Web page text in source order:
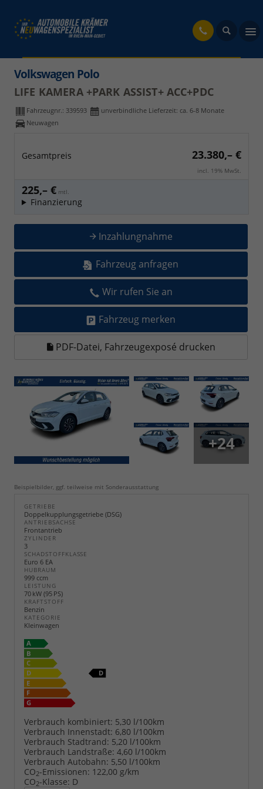
Volkswagen Polo
LIFE KAMERA +PARK ASSIST+ ACC+PDC
Fahrzeugnr.: 339593
unverbindliche Lieferzeit: ca. 6-8 Monate
Neuwagen
Gesamtpreis 23.380,– €
incl. 19% MwSt.
225,– € mtl.
Finanzierung
Inzahlungnahme
Fahrzeug anfragen
Wir rufen Sie an
Fahrzeug merken
PDF-Datei, Fahrzeugexposé drucken
+24
Beispielbilder, ggf. teilweise mit Sonderausstattung
GETRIEBE
Doppelkupplungsgetriebe (DSG)
ANTRIEBSACHSE
Frontantrieb
ZYLINDER
3
SCHADSTOFFKLASSE
Euro 6 EA
HUBRAUM
999 ccm
LEISTUNG
70 kW (95 PS)
KRAFTSTOFF
Benzin
KATEGORIE
Kleinwagen
Verbrauch kombiniert: 5,30 l/100km
Verbrauch Innenstadt: 6,80 l/100km
Verbrauch Stadtrand: 5,20 l/100km
Verbrauch Landstraße: 4,60 l/100km
Verbrauch Autobahn: 5,50 l/100km
CO2-Emissionen: 122,00 g/km
CO2-Klasse: D